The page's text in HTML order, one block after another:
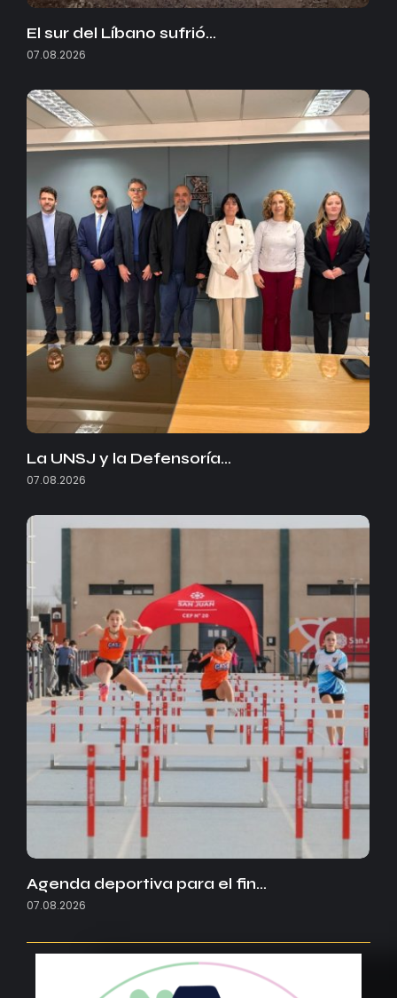
El sur del Líbano sufrió…
07.08.2026
La UNSJ y la Defensoría…
07.08.2026
Agenda deportiva para el fin…
07.08.2026